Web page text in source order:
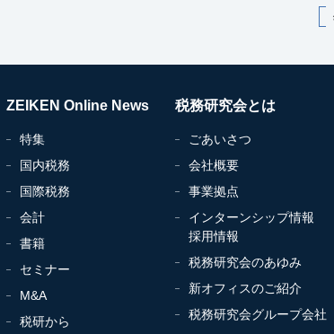
ZEIKEN Online News
特集
国内税務
国際税務
会計
書籍
セミナー
M&A
税研から
税務研究会とは
ごあいさつ
会社概要
事業拠点
インターンシップ情報
採用情報
税務研究会のあゆみ
新オフィスのご紹介
税務研究会グループ会社